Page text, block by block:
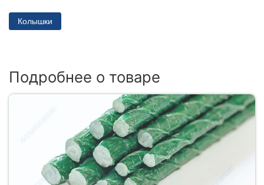
Колышки
Подробнее о товаре